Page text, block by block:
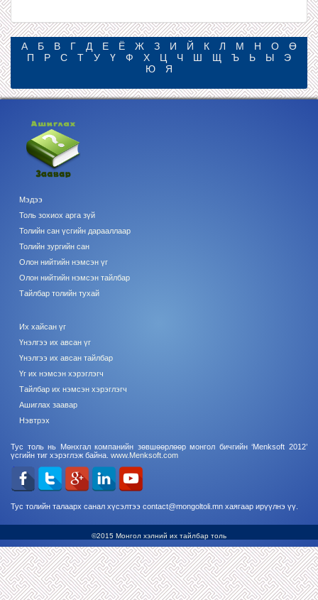
А Б В Г Д Е Ё Ж З И Й К Л М Н О
Ө
П
Р С Т У Ү Ф Х Ц Ч Ш Щ Ъ Ь Ы
Э
Ю
Я
Мэдээ
Толь зохиох арга зүй
Толийн сан үсгийн дарааллаар
Толийн зургийн сан
Олон нийтийн нэмсэн үг
Олон нийтийн нэмсэн тайлбар
Тайлбар толийн тухай
Их хайсан үг
Үнэлгээ их авсан үг
Үнэлгээ их авсан тайлбар
Үг их нэмсэн хэрэглэгч
Тайлбар их нэмсэн хэрэглэгч
Ашиглах заавар
Нэвтрэх
Тус толь нь Мөнхгал компанийн зөвшөөрлөөр монгол бичгийн ‘Menksoft 2012’
үсгийн тиг хэрэглэж байна. www.Menksoft.com
Тус толийн талаарх санал хүсэлтээ contact@mongoltoli.mn хаягаар ирүүлнэ үү.
©2015 Монгол хэлний их тайлбар толь